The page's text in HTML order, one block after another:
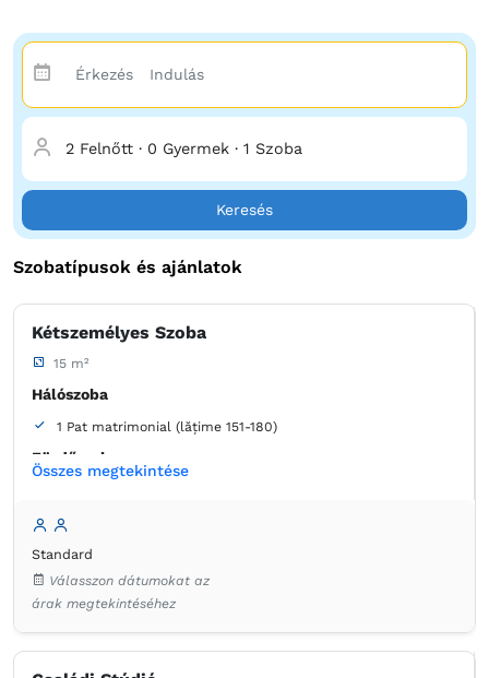
2 Felnőtt · 0 Gyermek · 1 Szoba
Keresés
Szobatípusok és ajánlatok
Kétszemélyes Szoba
15 m²
Hálószoba
1 Pat matrimonial (lățime 151-180)
Fürdőszoba
Ruhaszekrény
Törölközők
Hajszárító
Tisztítószerek
Kávéfőző
Összes megtekintése
Standard
Válasszon dátumokat az
árak megtekintéséhez